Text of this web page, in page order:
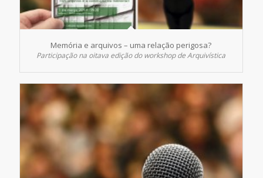
Memória e arquivos – uma relação perigosa?
Participação na oitava edição doworkshopde Arquivística